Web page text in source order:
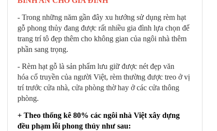
- Trong những năm gần đây xu hướng sử dụng rèm hạt
gỗ phong thủy đang được rất nhiều gia đình lựa chọn để
trang trí tô đẹp thêm cho không gian của ngôi nhà thêm
phần sang trọng.
- Rèm hạt gỗ là sản phẩm lưu giữ được nét đẹp văn
hóa cổ truyền của người Việt, rèm thường được treo ở vị
trí trước cửa nhà, cửa phòng thờ hay ở các cửa thông
phòng.
+ Theo thống kê 80% các ngôi nhà Việt xây dựng
đều phạm lỗi phong thủy như sau: